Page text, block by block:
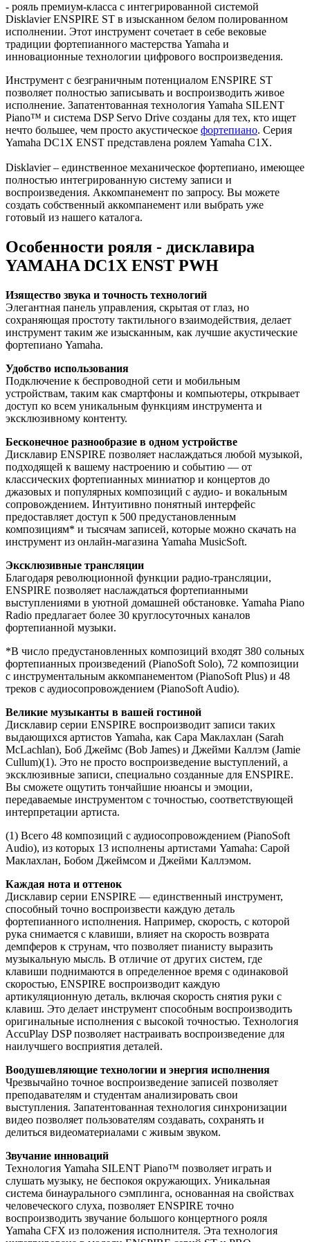
- рояль премиум-класса с интегрированной системой
Disklavier ENSPIRE ST в изысканном белом полированном
исполнении. Этот инструмент сочетает в себе вековые
традиции фортепианного мастерства Yamaha и
инновационные технологии цифрового воспроизведения.
Инструмент с безграничным потенциалом ENSPIRE ST
позволяет полностью записывать и воспроизводить живое
исполнение. Запатентованная технология Yamaha SILENT
Piano™ и система DSP Servo Drive созданы для тех, кто ищет
нечто большее, чем просто акустическое фортепиано. Серия
Yamaha DC1X ENST представлена роялем Yamaha C1X.
Disklavier – единственное механическое фортепиано, имеющее
полностью интегрированную систему записи и
воспроизведения. Аккомпанемент по запросу. Вы можете
создать собственный аккомпанемент или выбрать уже
готовый из нашего каталога.
Особенности рояля - дисклавира
YAMAHA DC1X ENST PWH
Изящество звука и точность технологий
Элегантная панель управления, скрытая от глаз, но
сохраняющая простоту тактильного взаимодействия, делает
инструмент таким же изысканным, как лучшие акустические
фортепиано Yamaha.
Удобство использования
Подключение к беспроводной сети и мобильным
устройствам, таким как смартфоны и компьютеры, открывает
доступ ко всем уникальным функциям инструмента и
эксклюзивному контенту.
Бесконечное разнообразие в одном устройстве
Дисклавир ENSPIRE позволяет наслаждаться любой музыкой,
подходящей к вашему настроению и событию — от
классических фортепианных миниатюр и концертов до
джазовых и популярных композиций с аудио- и вокальным
сопровождением. Интуитивно понятный интерфейс
предоставляет доступ к 500 предустановленным
композициям* и тысячам записей, которые можно скачать на
инструмент из онлайн-магазина Yamaha MusicSoft.
Эксклюзивные трансляции
Благодаря революционной функции радио-трансляции,
ENSPIRE позволяет наслаждаться фортепианными
выступлениями в уютной домашней обстановке. Yamaha Piano
Radio предлагает более 30 круглосуточных каналов
фортепианной музыки.
*В число предустановленных композиций входят 380 сольных
фортепианных произведений (PianoSoft Solo), 72 композиции
с инструментальным аккомпанементом (PianoSoft Plus) и 48
треков с аудиосопровождением (PianoSoft Audio).
Великие музыканты в вашей гостиной
Дисклавир серии ENSPIRE воспроизводит записи таких
выдающихся артистов Yamaha, как Сара Маклахлан (Sarah
McLachlan), Боб Джеймс (Bob James) и Джейми Каллэм (Jamie
Cullum)(1). Это не просто воспроизведение выступлений, а
эксклюзивные записи, специально созданные для ENSPIRE.
Вы сможете ощутить тончайшие нюансы и эмоции,
передаваемые инструментом с точностью, соответствующей
интерпретации артиста.
(1) Всего 48 композиций с аудиосопровождением (PianoSoft
Audio), из которых 13 исполнены артистами Yamaha: Сарой
Маклахлан, Бобом Джеймсом и Джейми Каллэмом.
Каждая нота и оттенок
Дисклавир серии ENSPIRE — единственный инструмент,
способный точно воспроизвести каждую деталь
фортепианного исполнения. Например, скорость, с которой
рука снимается с клавиши, влияет на скорость возврата
демпферов к струнам, что позволяет пианисту выразить
музыкальную мысль. В отличие от других систем, где
клавиши поднимаются в определенное время с одинаковой
скоростью, ENSPIRE воспроизводит каждую
артикуляционную деталь, включая скорость снятия руки с
клавиш. Это делает инструмент способным воспроизводить
оригинальные исполнения с высокой точностью. Технология
AccuPlay DSP позволяет настраивать воспроизведение для
наилучшего восприятия деталей.
Воодушевляющие технологии и энергия исполнения
Чрезвычайно точное воспроизведение записей позволяет
преподавателям и студентам анализировать свои
выступления. Запатентованная технология синхронизации
видео позволяет пользователям создавать, сохранять и
делиться видеоматериалами с живым звуком.
Звучание инноваций
Технология Yamaha SILENT Piano™ позволяет играть и
слушать музыку, не беспокоя окружающих. Уникальная
система бинаурального сэмплинга, основанная на свойствах
человеческого слуха, позволяет ENSPIRE точно
воспроизводить звучание большого концертного рояля
Yamaha CFX из положения исполнителя. Эта технология